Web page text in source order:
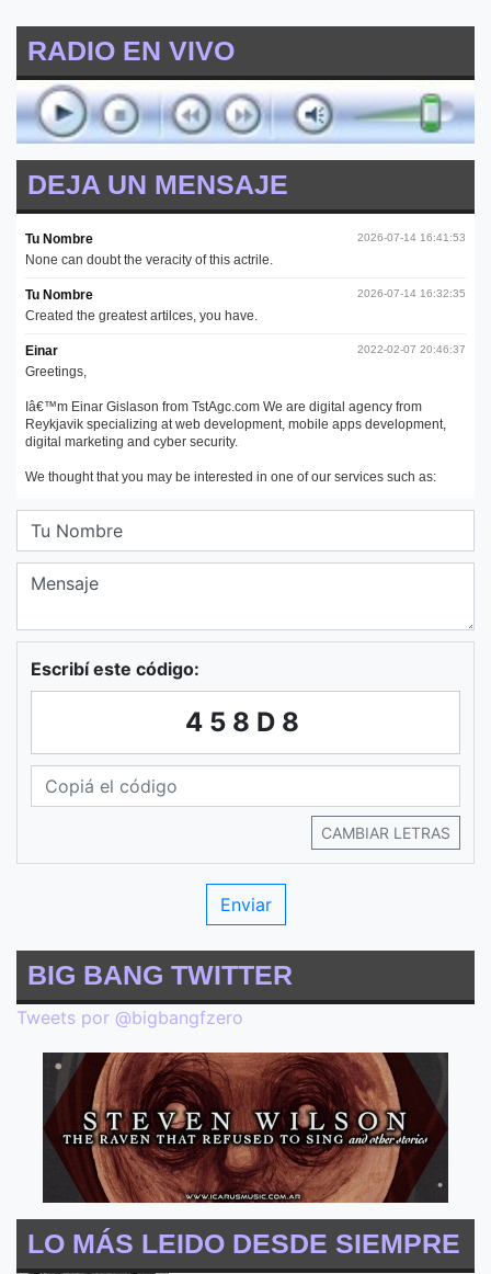
RADIO EN VIVO
DEJA UN MENSAJE
Escribí este código:
458D8
CAMBIAR LETRAS
BIG BANG TWITTER
Tweets por @bigbangfzero
LO MÁS LEIDO DESDE SIEMPRE